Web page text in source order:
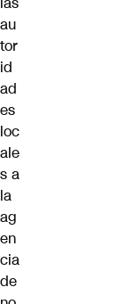
au
tor
id
ad
es
loc
ale
s a
la
ag
en
cia
de